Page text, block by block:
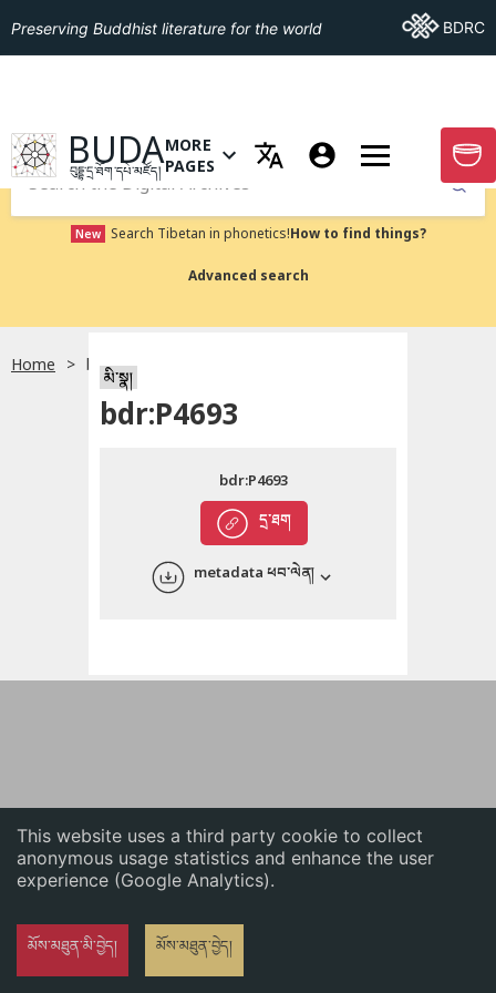
This website uses a third party cookie to collect
anonymous usage statistics and enhance the user
experience (Google Analytics).
མོས་མཐུན་མི་བྱེད། མོས་མཐུན་བྱེད།
English
Preserving Buddhist literature for the world Go ToBDRC
GO TO HOMEPAGE
BUDA
བུདྡྷ་དྲ་ཐོག་དཔེ་མཛོད།
OPEN MENU OF MORE PAGES
MORE
PAGES
GO
Submit
New Search Tibetan in phonetics!How to find things?
Advanced search
Home bdr:P4693
མི་སྣ།
bdr:P4693
དྲ་ཐག
bdr:P4693
metadata ཕབ་ལེན།